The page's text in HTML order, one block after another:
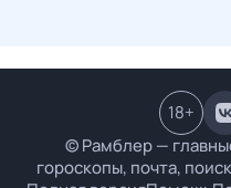
© Рамблер —
гороскопы, почта,
18+